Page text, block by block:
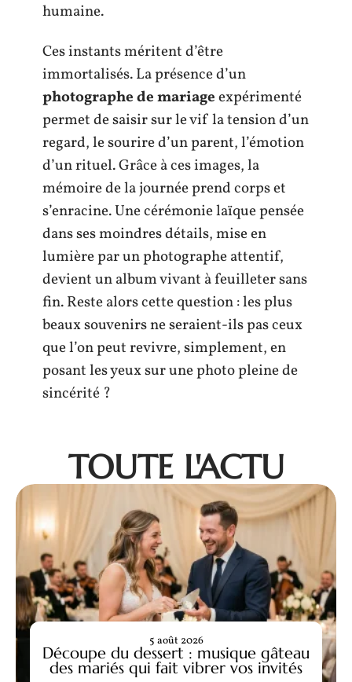
humaine.
Ces instants méritent d’être
immortalisés. La présence d’un
photographe de mariageexpérimenté
permet de saisir sur le vif la tension d’un
regard, le sourire d’un parent, l’émotion
d’un rituel. Grâce à ces images, la
mémoire de la journée prend corps et
s’enracine. Une cérémonie laïque pensée
dans ses moindres détails, mise en
lumière par un photographe attentif,
devient un album vivant à feuilleter sans
fin. Reste alors cette question : les plus
beaux souvenirs ne seraient-ils pas ceux
que l’on peut revivre, simplement, en
posant les yeux sur une photo pleine de
sincérité ?
TOUTE L'ACTU
Découpe du dessert : musique gâteau
des mariés qui fait vibrer vos invités
5 août 2026